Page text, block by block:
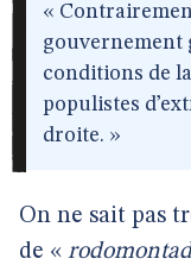
«
gouvernement
conditions de
populistes
droite. »
On ne sait pas
de «